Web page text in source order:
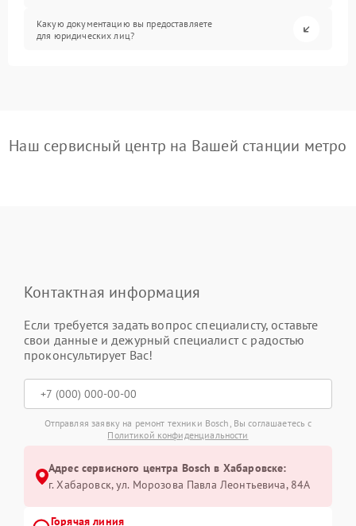
Какую документацию вы предоставляете
для юридических лиц?
Наш сервисный центр на Вашей станции метро
Контактная информация
Если требуется задать вопрос специалисту, оставьте
свои данные и дежурный специалист с радостью
проконсультирует Вас!
Отправляя заявку на ремонт техники Bosch, Вы соглашаетесь с
Политикой конфиденциальности
Адрес сервисного центра Bosch в Хабаровске:
г. Хабаровск, ул. Морозова Павла Леонтьевича, 84А
Горячая линия